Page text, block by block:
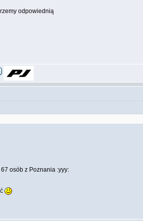
odpowiednią
osób z Poznania :yyy: